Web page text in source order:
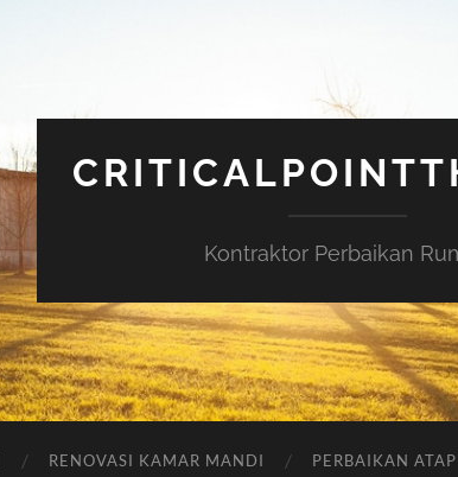
Kontraktor Perbaikan
RENOVASI KAMAR MANDI PERBAIKAN